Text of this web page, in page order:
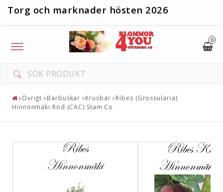
Torg och marknader hösten 2026
0
Toggle
navigation
Övrigt Bärbuskar Krusbär
Ribes (Grossularia)
Hinnonmäki Röd (CAC) Stam Co